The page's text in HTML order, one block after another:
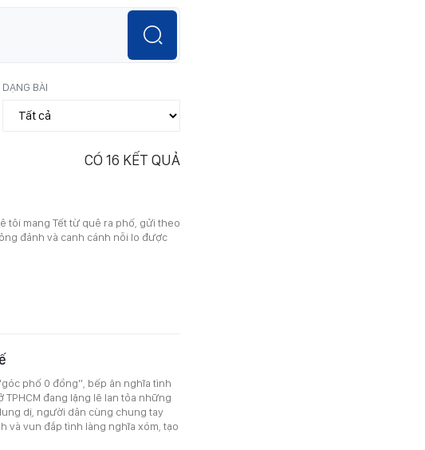
DẠNG BÀI
CÓ 16 KẾT QUẢ
tôi mang Tết từ quê ra phố, gửi theo
đảnh và canh cánh nỗi lo được
phố 0 đồng”, bếp ăn nghĩa tình
đang lặng lẽ lan tỏa những
dị, người dân cùng chung tay
và vun đắp tình làng nghĩa xóm, tạo